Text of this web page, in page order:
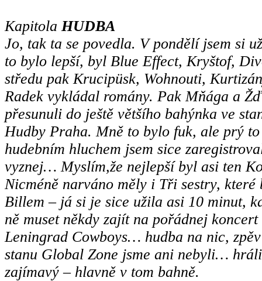
KapitolaHUDBA
Jo, tak ta se povedla. V pondělí jsem si
to bylo lepší, byl Blue Effect, Kryštof,
středu pak Krucipüsk, Wohnouti,
Radek vykládal romány. Pak Mňága a
přesunuli do ještě většího bahýnka ve
Hudby Praha. Mně to bylo fuk, ale prý
hudebním hluchem jsem sice
vyznej… Myslím,že nejlepší byl asi ten
Nicméně narváno měly i Tři sestry,
Billem – já si je sice užila asi 10 minut,
ně muset někdy zajít na pořádnej
Leningrad Cowboys… hudba na nic,
stanu Global Zone jsme ani nebyli…
zajímavý – hlavně v tom bahně.